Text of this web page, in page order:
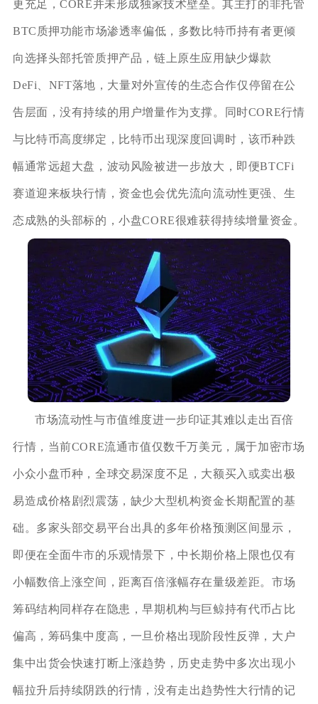
更充足，CORE并未形成独家技术壁垒。其主打的非托管
BTC质押功能市场渗透率偏低，多数比特币持有者更倾
向选择头部托管质押产品，链上原生应用缺少爆款
DeFi、NFT落地，大量对外宣传的生态合作仅停留在公
告层面，没有持续的用户增量作为支撑。同时CORE行情
与比特币高度绑定，比特币出现深度回调时，该币种跌
幅通常远超大盘，波动风险被进一步放大，即便BTCFi
赛道迎来板块行情，资金也会优先流向流动性更强、生
态成熟的头部标的，小盘CORE很难获得持续增量资金。
市场流动性与市值维度进一步印证其难以走出百倍
行情，当前CORE流通市值仅数千万美元，属于加密市场
小众小盘币种，全球交易深度不足，大额买入或卖出极
易造成价格剧烈震荡，缺少大型机构资金长期配置的基
础。多家头部交易平台出具的多年价格预测区间显示，
即便在全面牛市的乐观情景下，中长期价格上限也仅有
小幅数倍上涨空间，距离百倍涨幅存在量级差距。市场
筹码结构同样存在隐患，早期机构与巨鲸持有代币占比
偏高，筹码集中度高，一旦价格出现阶段性反弹，大户
集中出货会快速打断上涨趋势，历史走势中多次出现小
幅拉升后持续阴跌的行情，没有走出趋势性大行情的记